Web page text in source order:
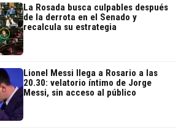
La Rosada busca culpables después
de la derrota en el Senado y
recalcula su estrategia
Lionel Messi llega a Rosario a las
20.30: velatorio íntimo de Jorge
Messi, sin acceso al público